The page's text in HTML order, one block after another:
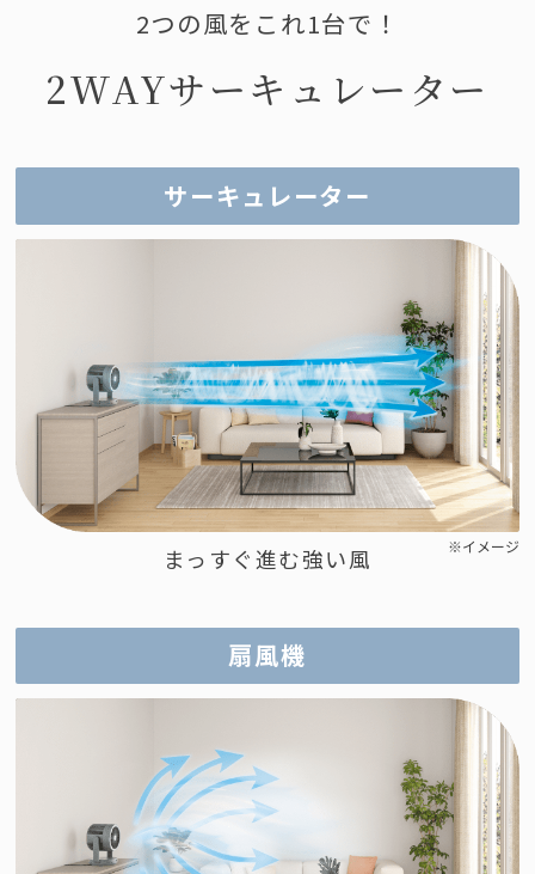
2つの風をこれ1台で！
2WAYサーキュレーター
サーキュレーター
※イメージ
まっすぐ進む強い風
扇風機